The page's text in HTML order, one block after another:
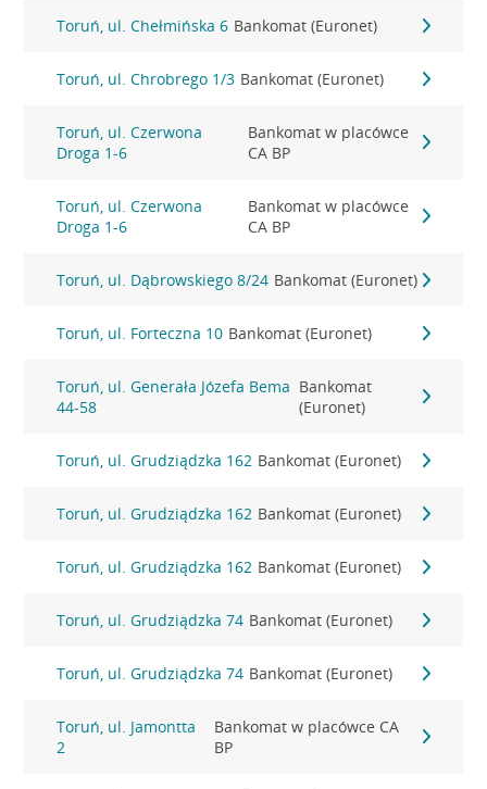
Toruń, ul. Chełmińska 6 Bankomat (Euronet)
Toruń, ul. Chrobrego 1/3 Bankomat (Euronet)
Toruń, ul. Czerwona
Droga 1-6
Bankomat w placówce
CA BP
Toruń, ul. Czerwona
Droga 1-6
Bankomat w placówce
CA BP
Toruń, ul. Dąbrowskiego 8/24 Bankomat (Euronet)
Toruń, ul. Forteczna 10 Bankomat (Euronet)
Toruń, ul. Generała Józefa Bema
44-58
Bankomat
(Euronet)
Toruń, ul. Grudziądzka 162 Bankomat (Euronet)
Toruń, ul. Grudziądzka 162 Bankomat (Euronet)
Toruń, ul. Grudziądzka 162 Bankomat (Euronet)
Toruń, ul. Grudziądzka 74 Bankomat (Euronet)
Toruń, ul. Grudziądzka 74 Bankomat (Euronet)
Toruń, ul. Jamontta
2
Bankomat w placówce CA
BP